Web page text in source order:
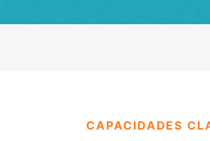
CAPACIDADES